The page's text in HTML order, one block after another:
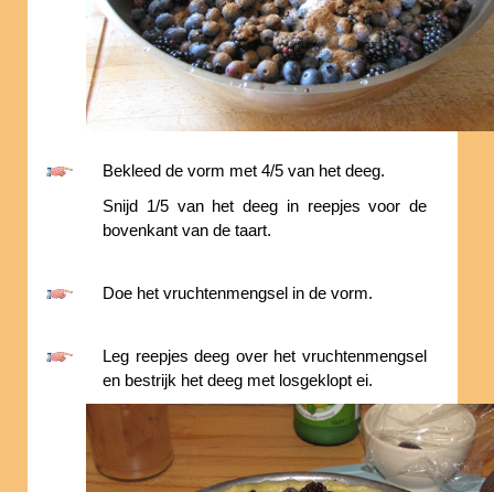
Bekleed de vorm met 4/5 van het deeg.
Snijd 1/5 van het deeg in reepjes voor de
bovenkant van de taart.
Doe het vruchtenmengsel in de vorm.
Leg reepjes deeg over het vruchtenmengsel
en bestrijk het deeg met losgeklopt ei.